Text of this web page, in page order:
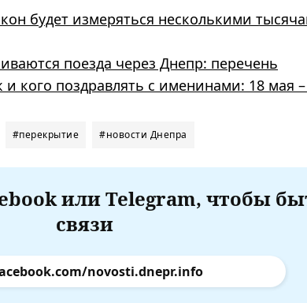
будет измеряться несколькими
поезда через Днепр: перечень
и кого поздравлять с именинами: 18 мая
#перекрытие #новости Днепра
или Telegram, чтобы
связи
novosti.dnepr.info